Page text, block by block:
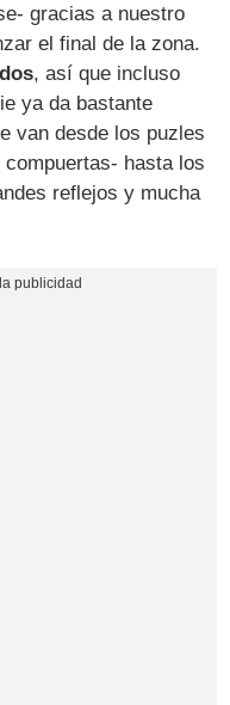
gracias a nuestro
el final de la zona.
, así que incluso
ya da bastante
van desde los puzles
hasta los
reflejos y mucha